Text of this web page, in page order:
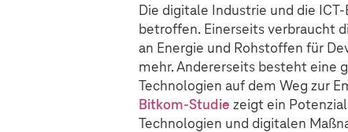
Die digitale Industrie und die
betroffen. Einerseits verbraucht
an Energie und Rohstoffen für
mehr. Andererseits besteht eine
Technologien auf dem Weg zur
Bitkom-Studie zeigt ein
Technologien und digitalen